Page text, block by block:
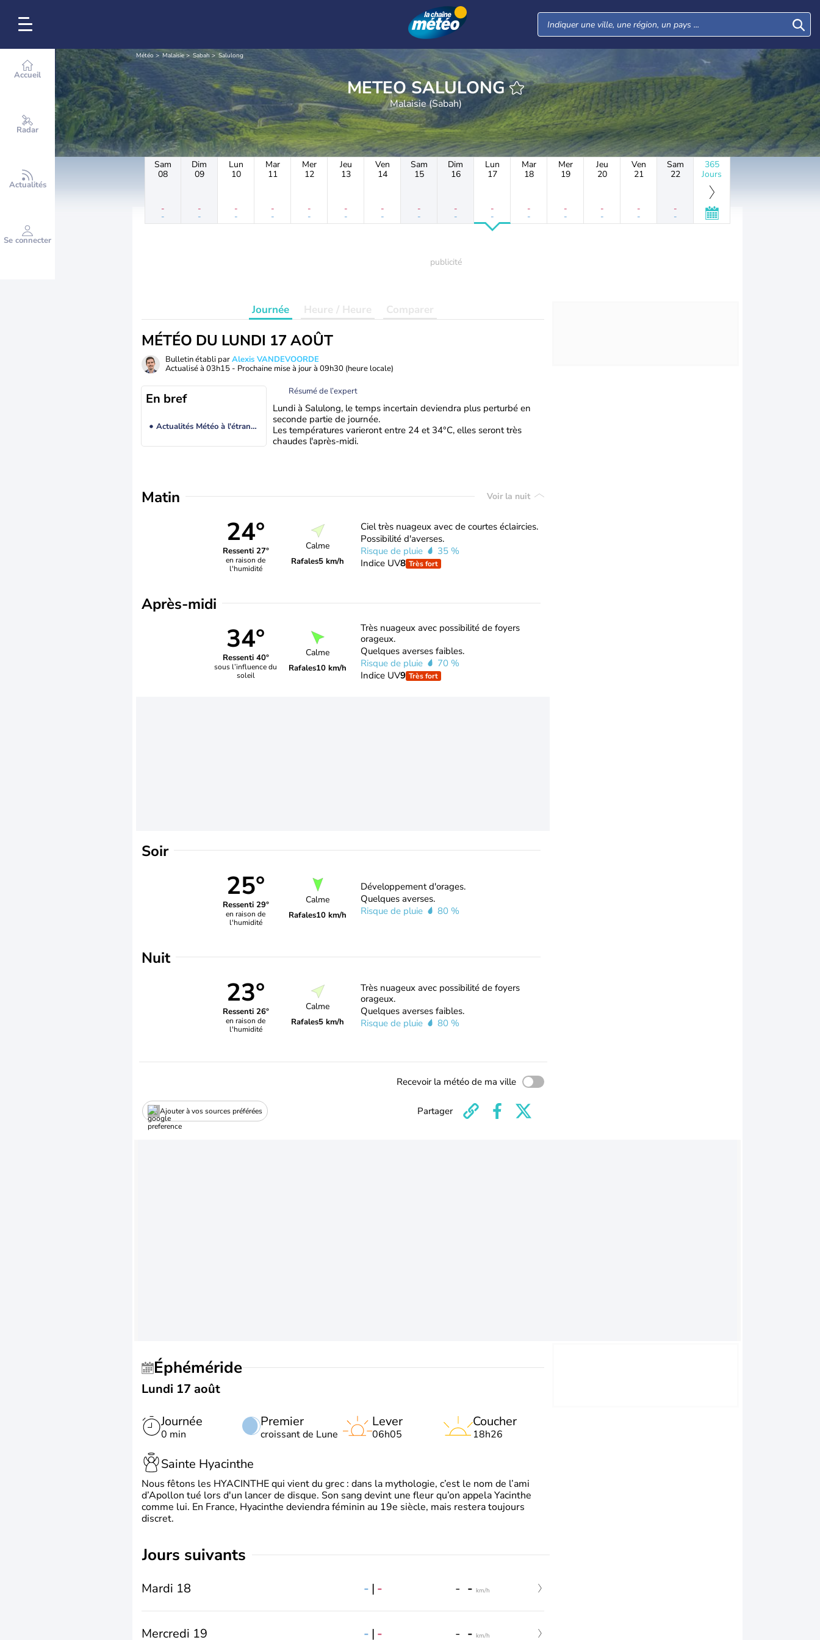
Accueil
Radar
Actualités
Se connecter
Météo Malaisie Sabah Salulong
METEO SALULONG
Malaisie (Sabah)
Sam
08
-
-
Dim
09
-
-
Lun
10
-
-
Mar
11
-
-
Mer
12
-
-
Jeu
13
-
-
Ven
14
-
-
Sam
15
-
-
Dim
16
-
-
Lun
17
-
-
Mar
18
-
-
Mer
19
-
-
Jeu
20
-
-
Ven
21
-
-
Sam
22
-
-
365
Jours
Journée Heure / Heure Comparer
MÉTÉO DU LUNDI 17 AOÛT
Bulletin établi parAlexis VANDEVOORDE
Actualisé à 03h15 - Prochaine mise à jour à 09h30 (heure locale)
En bref
Actualités Météo à l'étranger
Résumé de l’expert
Lundi à Salulong, le temps incertain deviendra plus perturbé en
seconde partie de journée.
Les températures varieront entre 24 et 34°C, elles seront très
chaudes l'après-midi.
Matin Voir la nuit
24°
Ressenti 27°
en raison de
l'humidité
Calme
Rafales5 km/h
Ciel très nuageux avec de courtes éclaircies.
Possibilité d'averses.
Risque de pluie
35 %
Indice UV8 Très fort
Après-midi
34°
Ressenti 40°
sous l’influence du
soleil
Calme
Rafales10 km/h
Très nuageux avec possibilité de foyers
orageux.
Quelques averses faibles.
Risque de pluie
70 %
Indice UV9 Très fort
Soir
25°
Ressenti 29°
en raison de
l'humidité
Calme
Rafales10 km/h
Développement d'orages.
Quelques averses.
Risque de pluie
80 %
Nuit
23°
Ressenti 26°
en raison de
l'humidité
Calme
Rafales5 km/h
Très nuageux avec possibilité de foyers
orageux.
Quelques averses faibles.
Risque de pluie
80 %
Recevoir la météo de ma ville
Ajouter à vos sources préférées Partager
Éphéméride
Lundi 17 août
Journée
0 min
Premier
croissant de Lune
Lever
06h05
Coucher
18h26
Sainte Hyacinthe
Nous fêtons les HYACINTHE qui vient du grec : dans la mythologie, c’est le nom de l’ami
d’Apollon tué lors d'un lancer de disque. Son sang devint une fleur qu’on appela Yacinthe
comme lui. En France, Hyacinthe deviendra féminin au 19e siècle, mais restera toujours
discret.
jours suivants
Mardi 18 - | - - - km/h
Mercredi 19 - | - - - km/h